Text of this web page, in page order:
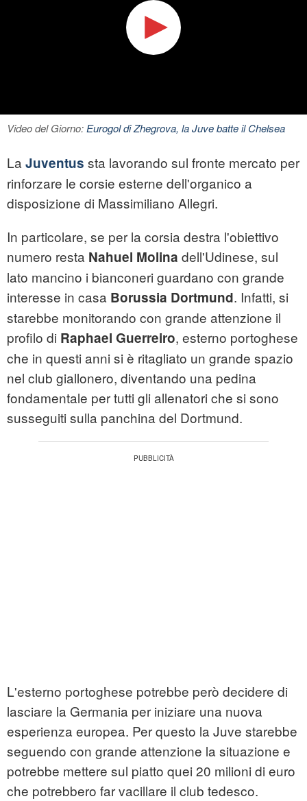
Video del Giorno:Eurogol di Zhegrova, la Juve batte il Chelsea
La Juventus sta lavorando sul fronte mercato per
rinforzare le corsie esterne dell'organico a
disposizione di Massimiliano Allegri.
In particolare, se per la corsia destra l'obiettivo
numero resta Nahuel Molina dell'Udinese, sul
lato mancino i bianconeri guardano con grande
interesse in casa Borussia Dortmund. Infatti, si
starebbe monitorando con grande attenzione il
profilo di Raphael Guerreiro, esterno portoghese
che in questi anni si è ritagliato un grande spazio
nel club giallonero, diventando una pedina
fondamentale per tutti gli allenatori che si sono
susseguiti sulla panchina del Dortmund.
L'esterno portoghese potrebbe però decidere di
lasciare la Germania per iniziare una nuova
esperienza europea. Per questo la Juve starebbe
seguendo con grande attenzione la situazione e
potrebbe mettere sul piatto quei 20 milioni di euro
che potrebbero far vacillare il club tedesco.